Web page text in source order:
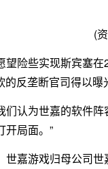
(
望险些实现斯宾塞
反垄断官司得以曝
们认为世嘉的软件
开局面。”
世嘉游戏归母公司